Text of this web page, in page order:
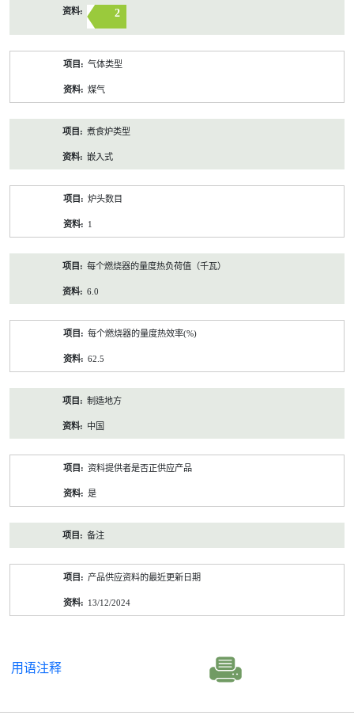
2
气体类型
煤气
煮食炉类型
嵌入式
炉头数目
1
每个燃烧器的量度热负荷值（千瓦）
6.0
每个燃烧器的量度热效率(%)
62.5
制造地方
中国
资料提供者是否正供应产品
是
备注
产品供应资料的最近更新日期
13/12/2024
用语注释